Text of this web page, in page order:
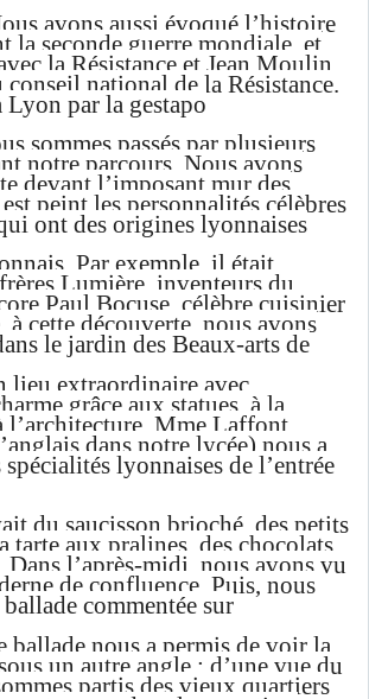
avons aussi évoqué l’histoire
la seconde guerre mondiale, et
la Résistance et Jean Moulin,
national de la Résistance.
Lyon par la gestapo
sommes passés par plusieurs
notre parcours. Nous avons
devant l’imposant mur des
peint les personnalités célèbres
ont des origines lyonnaises
Par exemple, il était
Lumière, inventeurs du
Paul Bocuse, célèbre cuisinier
à cette découverte, nous avons
le jardin des Beaux-arts de
lieu extraordinaire avec
grâce aux statues, à la
l’architecture. Mme Laffont
dans notre lycée) nous a
lyonnaises de l’entrée
du saucisson brioché, des petits
tarte aux pralines, des chocolats
l’après-midi, nous avons vu
de confluence. Puis, nous
commentée sur
ballade nous a permis de voir la
un autre angle : d’une vue du
partis des vieux quartiers